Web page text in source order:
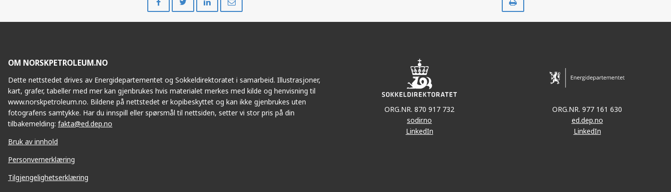
på
på
på
OM NORSKPETROLEUM.NO
Dette nettstedet drives av Energidepartementet og Sokkeldirektoratet i samarbeid. Illustrasjoner,
kart, grafer, tabeller med mer kan gjenbrukes hvis materialet merkes med kilde og henvisning til
www.norskpetroleum.no. Bildene på nettstedet er kopibeskyttet og kan ikke gjenbrukes uten
fotografens samtykke. Har du innspill eller spørsmål til nettsiden, setter vi stor pris på din
tilbakemelding: fakta@ed.dep.no
Bruk av innhold
Personvernerklæring
Tilgjengelighetserklæring
ORG.NR. 870 917 732
sodir.no
LinkedIn
ORG.NR. 977 161 630
ed.dep.no
LinkedIn